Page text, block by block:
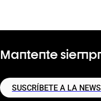
Mantente
SUSCRÍBETE A LA